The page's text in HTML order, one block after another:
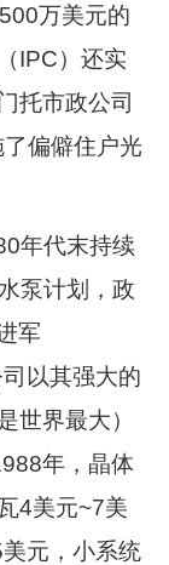
万美元的
IPC）还实
托市政公司
偏僻住户光
年代末持续
泵计划，政
军
以其强大的
世界最大）
年，晶体
4美元~7美
元，小系统